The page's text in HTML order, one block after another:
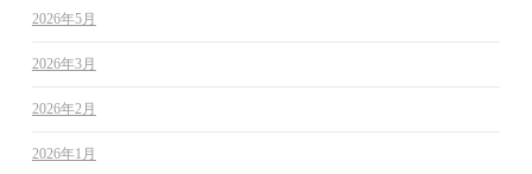
2026年5月
2026年3月
2026年2月
2026年1月